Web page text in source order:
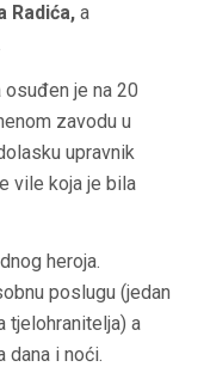
Radića, a
je na 20
zavodu u
upravnik
vile koja je bila
heroja.
poslugu (jedan
tjelohranitelja) a
dana i noći.